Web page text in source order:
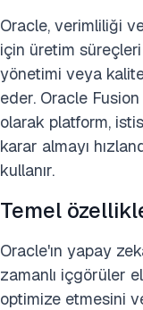
Oracle, verimliliği
için üretim
yönetimi veya
eder. Oracle
olarak platform,
karar almayı
kullanır.
Temel
Oracle'ın yapay
zamanlı içgörüler
optimize etmesini